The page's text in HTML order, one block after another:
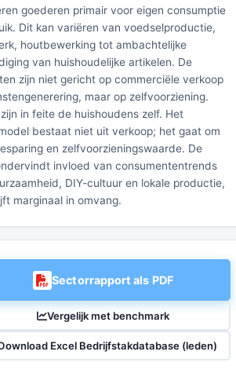
goederen primair voor eigen consumptie
Dit kan variëren van voedselproductie,
houtbewerking tot ambachtelijke
van huishoudelijke artikelen. De
zijn niet gericht op commerciële verkoop
maar op zelfvoorziening.
in feite de huishoudens zelf. Het
bestaat niet uit verkoop; het gaat om
en zelfvoorzieningswaarde. De
invloed van consumententrends
DIY-cultuur en lokale productie,
marginaal in omvang.
Sectorrapport als PDF
Vergelijk met benchmark
Excel Bedrijfstakdatabase (leden)